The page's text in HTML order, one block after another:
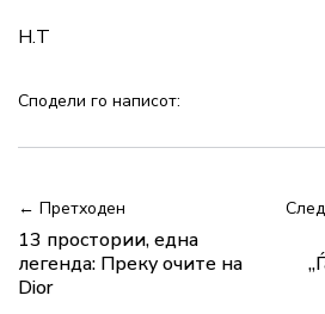
Н.Т
Сподели го написот:
← Претходен
13 простории, една
легенда: Преку очите на
Dior